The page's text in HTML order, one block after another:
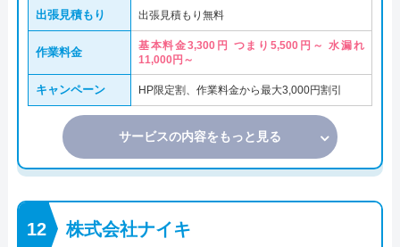
出張見積もり 出張見積もり無料
作業料金
基本料金3,300円 つまり5,500円～ 水漏れ
11,000円～
キャンペーン HP限定割、作業料金から最大3,000円割引
サービスの内容をもっと見る
株式会社ナイキ